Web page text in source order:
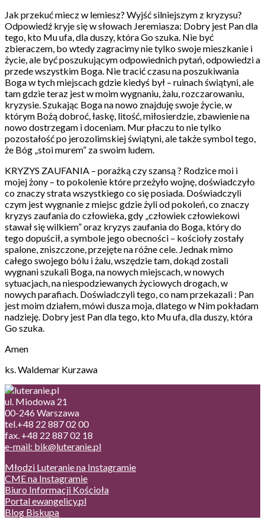
Jak przekuć miecz w lemiesz? Wyjść silniejszym z kryzysu?
Odpowiedź kryje się w słowach Jeremiasza: Dobry jest Pan dla
tego, kto Mu ufa, dla duszy, która Go szuka. Nie być
zbieraczem, bo wtedy zagracimy nie tylko swoje mieszkanie i
życie, ale być poszukującym odpowiednich pytań, odpowiedzi a
przede wszystkim Boga. Nie tracić czasu na poszukiwania
Boga w tych miejscach gdzie kiedyś był – ruinach świątyni, ale
tam gdzie teraz jest w moim wygnaniu, żalu, rozczarowaniu,
kryzysie. Szukając Boga na nowo znajduję swoje życie, w
którym Bożą dobroć, łaskę, litość, miłosierdzie, zbawienie na
nowo dostrzegam i doceniam. Mur płaczu to nie tylko
pozostałość po jerozolimskiej świątyni, ale także symbol tego,
że Bóg „stoi murem” za swoim ludem.
KRYZYS ZAUFANIA – porażką czy szansą ? Rodzice moi i
mojej żony – to pokolenie które przeżyło wojnę, doświadczyło
co znaczy strata wszystkiego co się posiada. Doświadczyli
czym jest wygnanie z miejsc gdzie żyli od pokoleń, co znaczy
kryzys zaufania do człowieka, gdy „człowiek człowiekowi
stawał się wilkiem” oraz kryzys zaufania do Boga, który do
tego dopuścił, a symbole jego obecności – kościoły zostały
spalone, zniszczone, przejęte na różne cele. Jednak mimo
całego swojego bólu i żalu, wszędzie tam, dokąd zostali
wygnani szukali Boga, na nowych miejscach, w nowych
sytuacjach, na niespodziewanych życiowych drogach, w
nowych parafiach. Doświadczyli tego, co nam przekazali : Pan
jest moim działem, mówi dusza moja, dlatego w Nim pokładam
nadzieję. Dobry jest Pan dla tego, kto Mu ufa, dla duszy, która
Go szuka.
Amen
ks. Waldemar Kurzawa
ul. Miodowa 21
00-246 Warszawa
tel.+48 22 887 02 00
fax. +48 22 887 02 18
e-mail: bik@luteranie.pl
Młodzi Luteranie na Instagramie
CME na Instagramie
Biuro Informacji Kościoła
Portal ewangelicy.pl
Blog Biskupa